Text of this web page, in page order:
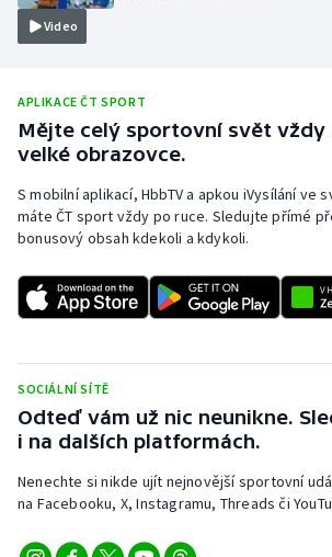
Olympijské hry
Plavání
Ragby
Rychlobruslení
Short track
Sportovní střelba
Stolní tenis
Triatlon
Video
APLIKACE ČT SPORT
Mějte celý sportovní svět vždy
velké obrazovce.
S mobilní aplikací, HbbTV a apkou iVysílání ve
máte ČT sport vždy po ruce. Sledujte přímé
bonusový obsah kdekoli a kdykoli.
SOCIÁLNÍ SÍTĚ
Odteď vám už nic neunikne.
i na dalších platformách.
Nenechte si nikde ujít nejnovější sportovní
na Facebooku, X, Instagramu, Threads či